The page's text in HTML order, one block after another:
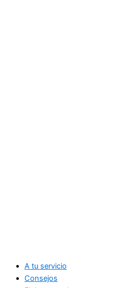
A tu servicio
Consejos